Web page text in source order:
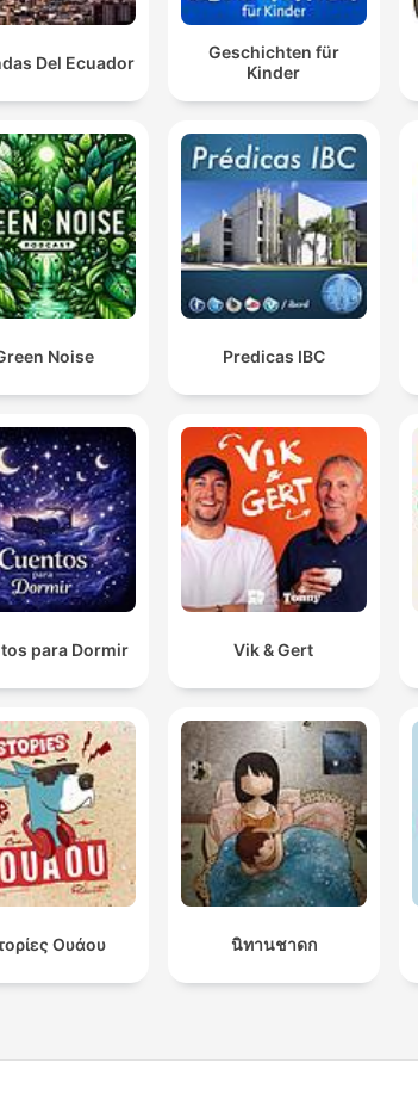
Del Ecuador
Geschichten für
Kinder
Noise Predicas IBC
para Dormir Vik & Gert
Ουάου นิทานชาดก